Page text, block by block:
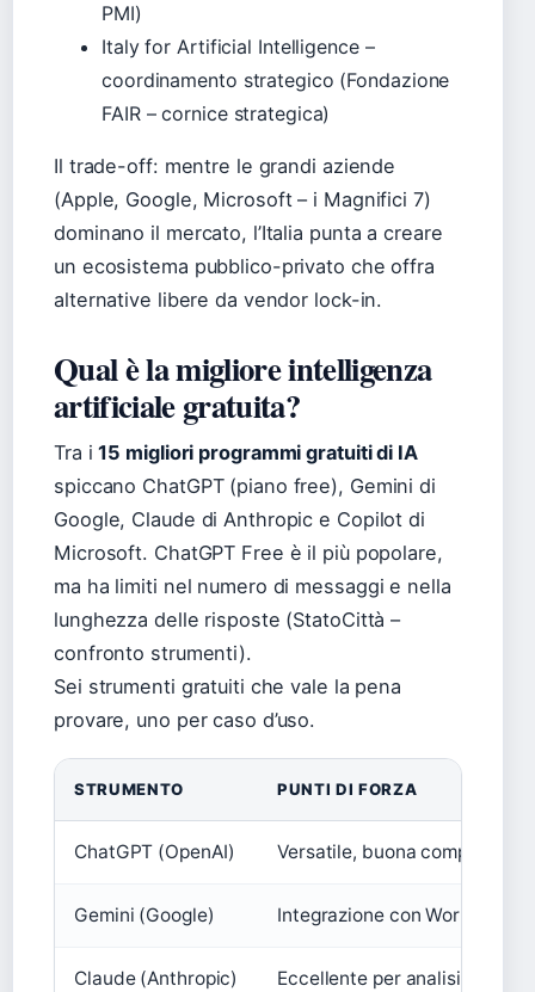
PMI)
Italy for Artificial Intelligence –
coordinamento strategico (Fondazione
FAIR – cornice strategica)
Il trade-off: mentre le grandi aziende
(Apple, Google, Microsoft – i Magnifici 7)
dominano il mercato, l’Italia punta a creare
un ecosistema pubblico-privato che offra
alternative libere da vendor lock-in.
Qual è la migliore intelligenza
artificiale gratuita?
Tra i15 migliori programmi gratuiti di IA
spiccano ChatGPT (piano free), Gemini di
Google, Claude di Anthropic e Copilot di
Microsoft. ChatGPT Free è il più popolare,
ma ha limiti nel numero di messaggi e nella
lunghezza delle risposte (StatoCittà –
confronto strumenti).
Sei strumenti gratuiti che vale la pena
provare, uno per caso d’uso.
STRUMENTO PUNTI DI FORZA
ChatGPT (OpenAI) Versatile, buona
Gemini (Google) Integrazione con Workspace,
Claude (Anthropic) Eccellente per analisi lunghe,